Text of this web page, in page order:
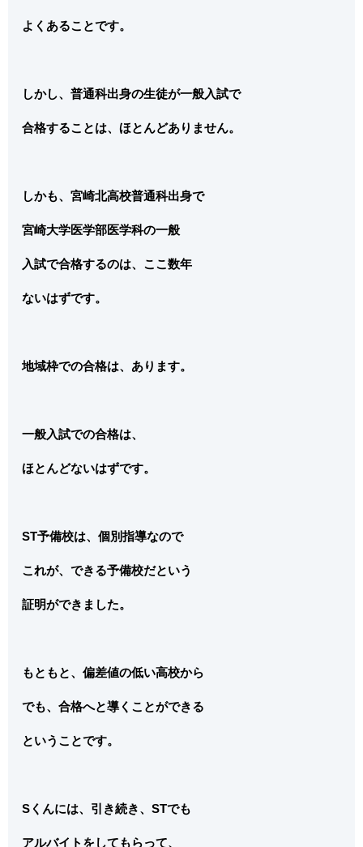
よくあることです。
しかし、普通科出身の生徒が一般入試で
合格することは、ほとんどありません。
しかも、宮崎北高校普通科出身で
宮崎大学医学部医学科の一般
入試で合格するのは、ここ数年
ないはずです。
地域枠での合格は、あります。
一般入試での合格は、
ほとんどないはずです。
ST予備校は、個別指導なので
これが、できる予備校だという
証明ができました。
もともと、偏差値の低い高校から
でも、合格へと導くことができる
ということです。
Sくんには、引き続き、STでも
アルバイトをしてもらって、